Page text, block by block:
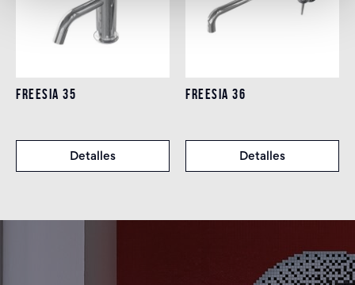
FREESIA 35
Detalles
FREESIA 36
Detalles